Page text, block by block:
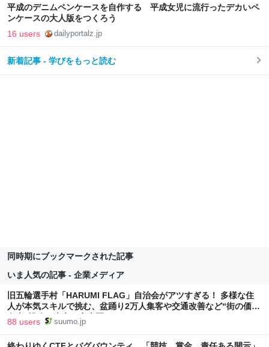
平成のデニムペンケースを自作する 平成女児に流行ったデカいペ
ンケースの大人版をつくろう
16 users dailyportalz.jp
新着記事 - 学びをもっと読む
同時期にブックマークされた記事
いま人気の記事 - 企業メディア
旧五輪選手村「HARUMI FLAG」自治会がアツすぎる！ 多様な住
人が本気スキルで挑む、盆踊り2万人集客や交通改善など“街の価値
向上”戦略 東京・中央区
88 users suumo.jp